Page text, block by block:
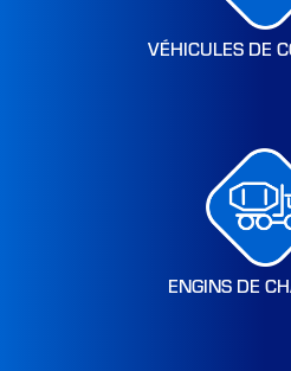
VÉHICULES DE
ENGINS DE